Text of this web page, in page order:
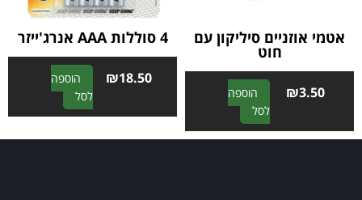
:
אטמי אוזניים סיליקון עם
חוט
₪3.50
הוספה
לסל
A
l
4 סוללות AAA אנרג'ייזר
₪18.50
הוספה
לסל
A
l